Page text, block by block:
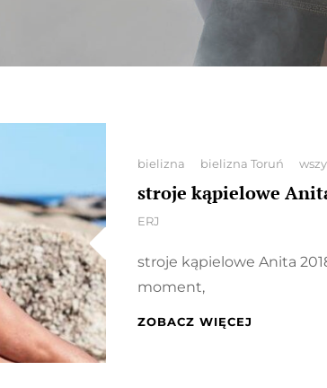
Categories
bielizna bielizna Toruń
stroje kąpielowe
By
ERJ
stroje kąpielowe Anita
moment,
ZOBACZ WIĘCEJ